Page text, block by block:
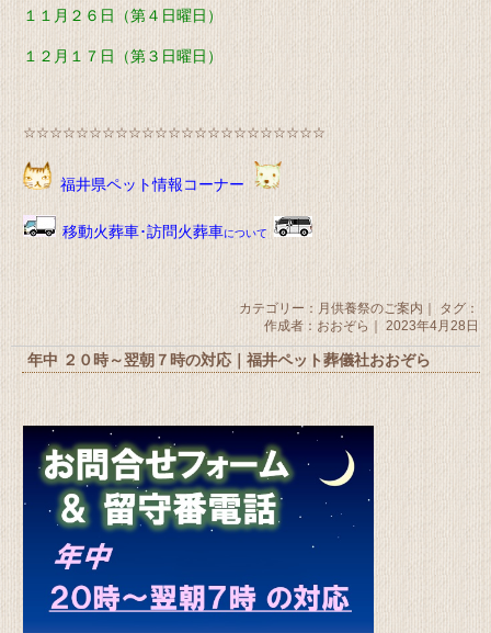
１１月２６日（第４日曜日）
１２月１７日（第３日曜日）
☆☆☆☆☆☆☆☆☆☆☆☆☆☆☆☆☆☆☆☆☆☆☆
福井県ペット情報コーナー
移動火葬車･訪問火葬車について
カテゴリー： 月供養祭のご案内 ｜ タグ：
作成者：おおぞら｜ 2023年4月28日
年中 ２０時～翌朝７時の対応｜福井ペット葬儀社おおぞら